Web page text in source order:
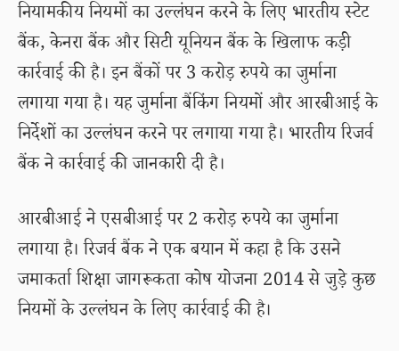
नियामकीय नियमों का उल्लंघन करने के लिए भारतीय स्टेट
बैंक, केनरा बैंक और सिटी यूनियन बैंक के खिलाफ कड़ी
कार्रवाई की है। इन बैंकों पर 3 करोड़ रुपये का जुर्माना
लगाया गया है। यह जुर्माना बैंकिंग नियमों और आरबीआई के
निर्देशों का उल्लंघन करने पर लगाया गया है। भारतीय रिजर्व
बैंक ने कार्रवाई की जानकारी दी है।
आरबीआई ने एसबीआई पर 2 करोड़ रुपये का जुर्माना
लगाया है। रिजर्व बैंक ने एक बयान में कहा है कि उसने
जमाकर्ता शिक्षा जागरूकता कोष योजना 2014 से जुड़े कुछ
नियमों के उल्लंघन के लिए कार्रवाई की है।